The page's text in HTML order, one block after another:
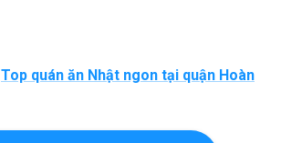
Top quán ăn Nhật ngon tại quận Hoàn